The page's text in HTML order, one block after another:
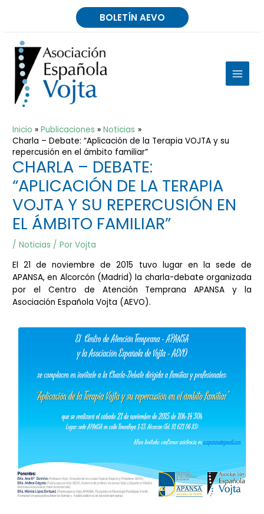
BOLETÍN AEVO
MAIN
Inicio Publicaciones
Noticias
Charla – Debate: “Aplicación de la Terapia VOJTA y su
repercusión en el ámbito familiar”
CHARLA – DEBATE:
“APLICACIÓN DE LA TERAPIA
VOJTA Y SU REPERCUSIÓN EN
EL ÁMBITO FAMILIAR”
/Noticias / PorVojta
El 21 de noviembre de 2015 tuvo lugar en la sede de
APANSA, en Alcorcón (Madrid) la charla-debate organizada
por el Centro de Atención Temprana APANSA y la
Asociación Española Vojta (AEVO).